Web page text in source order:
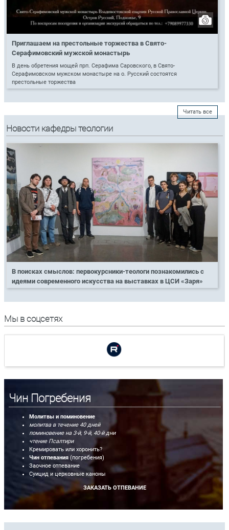
Приглашаем на престольные торжества в Свято-
Серафимовский мужской монастырь
В день обретения мощей прп. Серафима Саровского, в Свято-
Серафимовском мужском монастыре на о. Русский состоятся
престольные торжества
Читать все
Новости кафедры теологии
В поисках смыслов: первокурсники-теологи познакомились с
идеями современного искусства на выставках в ЦСИ «Заря»
Мы в соцсетях
Чин Погребения
Молитвы и поминовение
молитва в течение 40 дней
поминовение на 3-й, 9-й, 40-й дни
чтение Псалтири
Кремировать или хоронить?
Чин отпевания (погребения)
Заочное отпевание
Суицид и церковные каноны
ЗАКАЗАТЬ ОТПЕВАНИЕ